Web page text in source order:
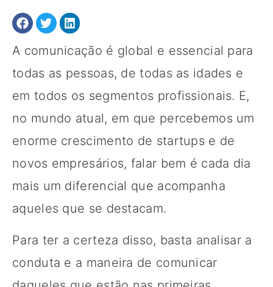
A comunicação é global e essencial para
todas as pessoas, de todas as idades e
em todos os segmentos profissionais. E,
no mundo atual, em que percebemos um
enorme crescimento de startups e de
novos empresários, falar bem é cada dia
mais um diferencial que acompanha
aqueles que se destacam.
Para ter a certeza disso, basta analisar a
conduta e a maneira de comunicar